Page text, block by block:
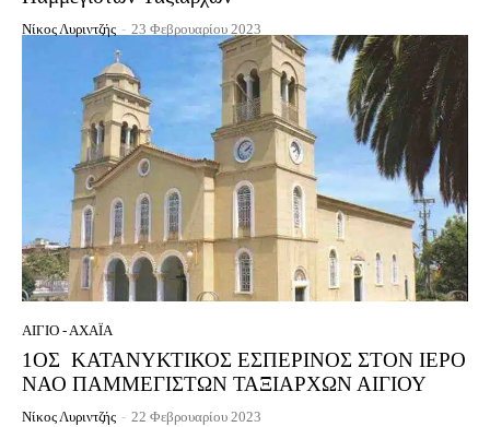
Νίκος Λυριντζής - 23 Φεβρουαρίου 2023
ΑΊΓΙΟ - ΑΧΑΪ́Α
1ΟΣ ΚΑΤΑΝΥΚΤΙΚΟΣ ΕΣΠΕΡΙΝΟΣ ΣΤΟΝ ΙΕΡΟ
ΝΑΟ ΠΑΜΜΕΓΙΣΤΩΝ ΤΑΞΙΑΡΧΩΝ ΑΙΓΙΟΥ
Νίκος Λυριντζής - 22 Φεβρουαρίου 2023